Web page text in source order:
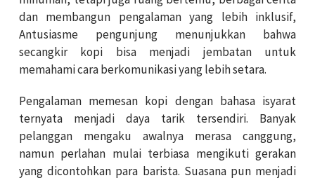
dan membangun pengalaman yang lebih inklusif,
Antusiasme pengunjung menunjukkan bahwa
secangkir kopi bisa menjadi jembatan untuk
memahami cara berkomunikasi yang lebih setara.
Pengalaman memesan kopi dengan bahasa isyarat
ternyata menjadi daya tarik tersendiri. Banyak
pelanggan mengaku awalnya merasa canggung,
namun perlahan mulai terbiasa mengikuti gerakan
yang dicontohkan para barista. Suasana pun menjadi